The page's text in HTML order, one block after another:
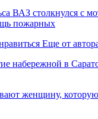
ВАЗ столкнулся с
пожарных
Еще от
набережной в
женщину,